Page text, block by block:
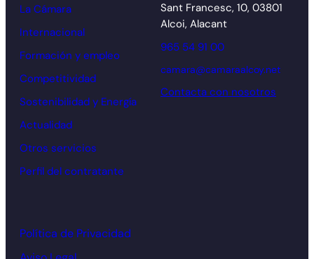
La Cámara
Internacional
Formación y empleo
Competitividad
Sostenibilidad y Energía
Actualidad
Otros servicios
Perfil del contratante
Sant Francesc, 10, 03801
Alcoi, Alacant
965 54 91 00
camara@camaraalcoy.net
Contacta con nosotros
Política de Privacidad